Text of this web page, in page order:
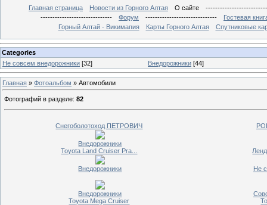
Главная страница Новости из Горного Алтая О сайте
------------------------------
Форум ------------------------------
Гостевая
Горный Алтай - Викимапия
Карты Горного Алтая Спутниковые
Categories
Не совсем внедорожники [32] Внедорожники [44]
Главная » Фотоальбом » Автомобили
Фотографий в разделе: 82
Снегоболотоход ПЕТРОВИЧ
Внедорожники
Toyota Land Cruiser Pra...
Внедорожники Не
Внедорожники
Toyota Mega Cruiser